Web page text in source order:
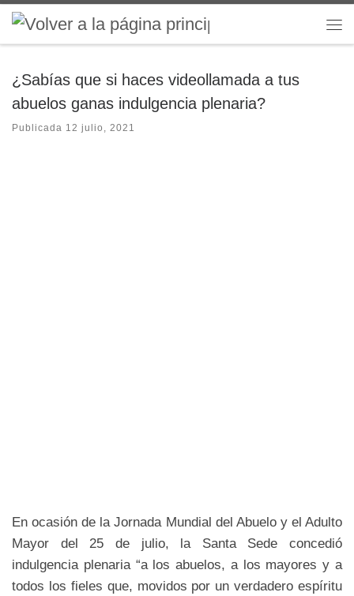
Saltar al contenido
¿Sabías que si haces videollamada a tus
abuelos ganas indulgencia plenaria?
Publicada 12 julio, 2021
En ocasión de la Jornada Mundial del Abuelo y el Adulto
Mayor del 25 de julio, la Santa Sede concedió
indulgencia plenaria “a los abuelos, a los mayores y a
todos los fieles que, movidos por un verdadero espíritu